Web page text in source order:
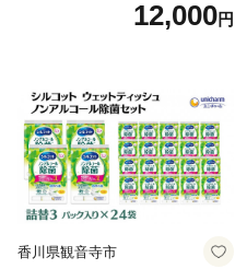
段使い 無地 シンプル 日用品
12,000円
香川県観音寺市